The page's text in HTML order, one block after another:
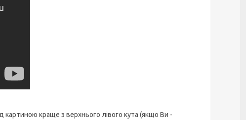
картиною краще з верхнього лівого кута (якщо Ви -